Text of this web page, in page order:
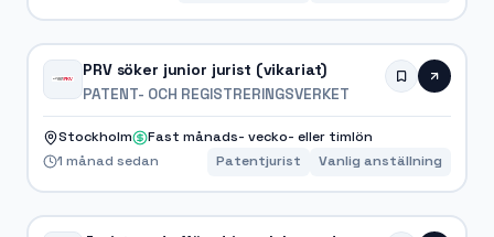
PRV söker junior jurist (vikariat)
PATENT- OCH REGISTRERINGSVERKET
Stockholm
Fast månads- vecko- eller timlön
1 månad sedan
Patentjurist Vanlig anställning